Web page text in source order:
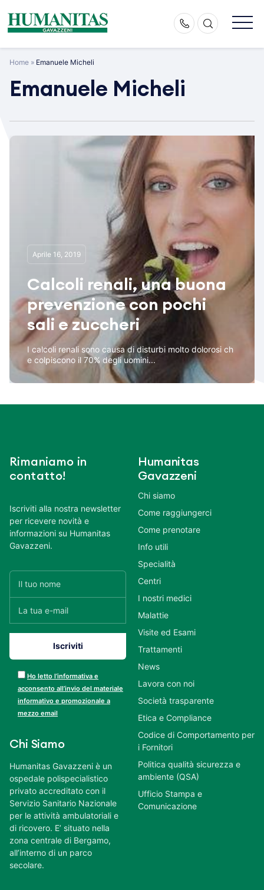
content
Home » Emanuele Micheli
Emanuele Micheli
Aprile 16, 2019
Calcoli renali, una buona
prevenzione con pochi
sali e zuccheri
I calcoli renali sono causa di disturbi molto dolorosi ch
e colpiscono il 70% degli uomini...
Rimaniamo in
contatto!
Iscriviti alla nostra newsletter
per ricevere novità e
informazioni su Humanitas
Gavazzeni.
Ho letto l’informativa e
acconsento all’invio del materiale
informativo e promozionale a
mezzo email
Chi Siamo
Humanitas Gavazzeni è un
ospedale polispecialistico
privato accreditato con il
Servizio Sanitario Nazionale
per le attività ambulatoriali e
di ricovero. E’ situato nella
zona centrale di Bergamo,
all’interno di un parco
secolare.
Humanitas
Gavazzeni
Chi siamo
Come raggiungerci
Come prenotare
Info utili
Specialità
Centri
I nostri medici
Malattie
Visite ed Esami
Trattamenti
News
Lavora con noi
Società trasparente
Etica e Compliance
Codice di Comportamento per
i Fornitori
Politica qualità sicurezza e
ambiente (QSA)
Ufficio Stampa e
Comunicazione